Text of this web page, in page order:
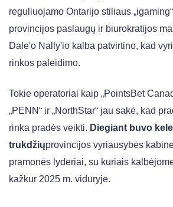
reguliuojamo Ontarijo stiliaus
provincijos paslaugų ir biurokratijos
Dale'o Nally'io kalba patvirtino, kad
rinkos paleidimo.
Tokie operatoriai kaip „PointsBet
„PENN“ ir „NorthStar“ jau sakė, kad
rinka pradės veikti. Diegiant buvo
trukdžiųprovincijos vyriausybės
pramonės lyderiai, su kuriais
kažkur 2025 m. viduryje.